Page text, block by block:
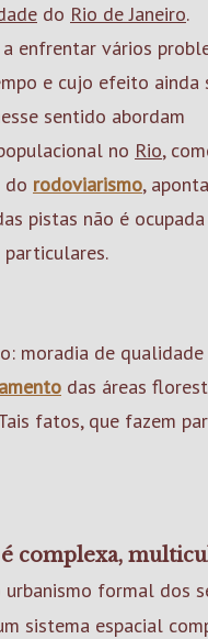
do Rio de Janeiro.
enfrentar vários
e cujo efeito ainda
sentido abordam
no Rio,
do rodoviarismo,
pistas não é
moradia de qualidade
das áreas
fatos, que fazem
complexa,
formal dos
sistema espacial